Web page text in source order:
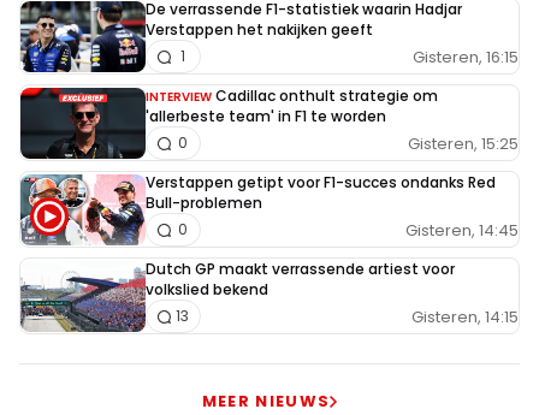
De verrassende F1-statistiek waarin Hadjar
Verstappen het nakijken geeft
Gisteren, 16:15
1
INTERVIEW Cadillac onthult strategie om
'allerbeste team' in F1 te worden
Gisteren, 15:25
0
Verstappen getipt voor F1-succes ondanks Red
Bull-problemen
Gisteren, 14:45
0
Dutch GP maakt verrassende artiest voor
volkslied bekend
Gisteren, 14:15
13
MEER NIEUWS